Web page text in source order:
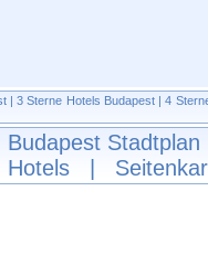
|3 Sterne Hotels Budapest|4
Budapest Stadtplan
Hotels